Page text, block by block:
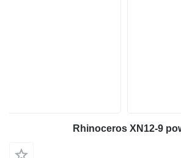
Rhinoceros XN12-9